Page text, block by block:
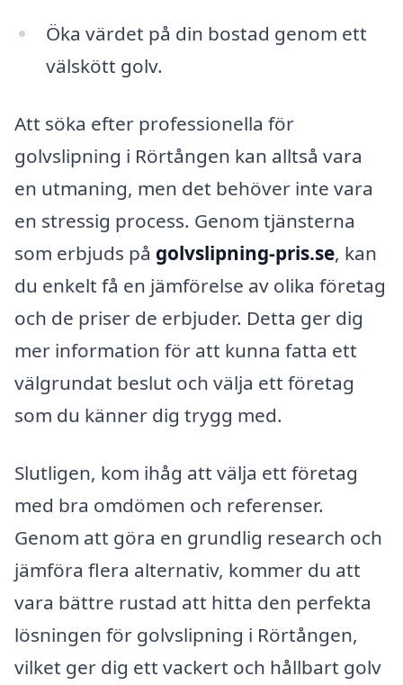
Öka värdet på din bostad genom ett
välskött golv.
Att söka efter professionella för
golvslipning i Rörtången kan alltså vara
en utmaning, men det behöver inte vara
en stressig process. Genom tjänsterna
som erbjuds på golvslipning-pris.se, kan
du enkelt få en jämförelse av olika företag
och de priser de erbjuder. Detta ger dig
mer information för att kunna fatta ett
välgrundat beslut och välja ett företag
som du känner dig trygg med.
Slutligen, kom ihåg att välja ett företag
med bra omdömen och referenser.
Genom att göra en grundlig research och
jämföra flera alternativ, kommer du att
vara bättre rustad att hitta den perfekta
lösningen för golvslipning i Rörtången,
vilket ger dig ett vackert och hållbart golv